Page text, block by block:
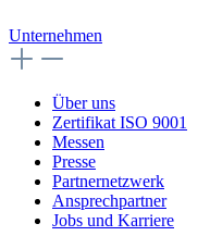
Unternehmen
Über uns
Zertifikat ISO 9001
Messen
Presse
Partnernetzwerk
Ansprechpartner
Jobs und Karriere